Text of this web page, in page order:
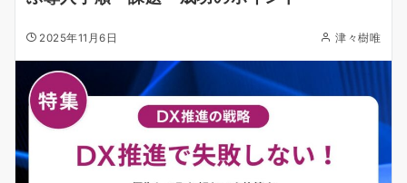
2025年11月6日 津々樹唯